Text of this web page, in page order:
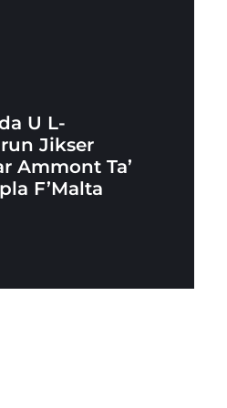
U L-
Jikser
Ammont Ta’
F’Malta